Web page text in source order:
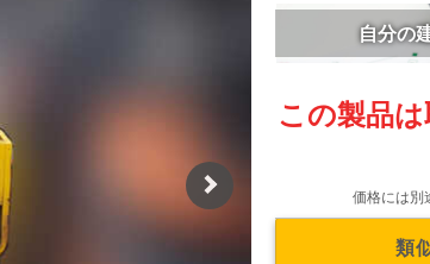
自分の
この製品
価格には別
類